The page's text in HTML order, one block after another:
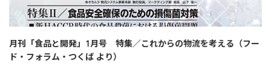
月刊「食品と開発」1月号 特集／これからの物流を考える（フー
ド・フォラム・つくば より）